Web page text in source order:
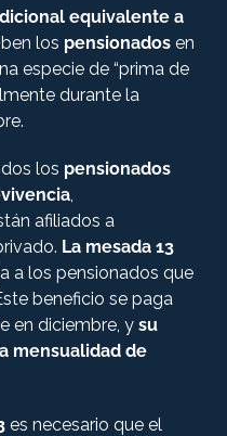
equivalente a
los pensionados en
especie de “prima de
durante la
los pensionados
afiliados a
La mesada 13
a los pensionados que
beneficio se paga
en diciembre, y su
mensualidad de
es necesario que el